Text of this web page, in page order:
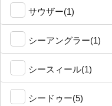
サウザー(1)
シーアングラー(1)
シースィール(1)
シードゥー(5)